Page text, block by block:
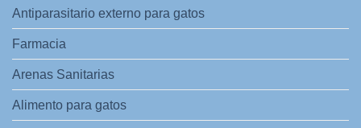
Antiparasitario externo para gatos
Farmacia
Arenas Sanitarias
Alimento para gatos